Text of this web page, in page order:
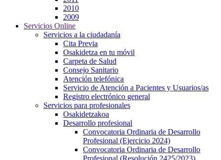
2010
2009
Servicios Online
Servicios a la ciudadanía
Cita Previa
Osakidetza en tu móvil
Carpeta de Salud
Consejo Sanitario
Atención telefónica
Servicio de Atención a Pacientes y Usuarios/as
Registro electrónico general
Servicios para profesionales
Osakidetzakoa
Desarrollo profesional
Convocatoria Ordinaria de Desarrollo
Profesional (Ejercicio 2024)
Convocatoria Ordinaria de Desarrollo
Profesional (Resolución 2425/2023)